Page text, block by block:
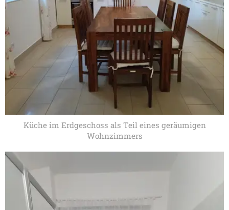
Küche im Erdgeschoss als Teil eines geräumigen
Wohnzimmers